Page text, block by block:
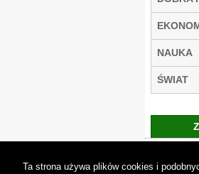
NAUKA
ŚWIAT
Ta strona używa plików cookies i